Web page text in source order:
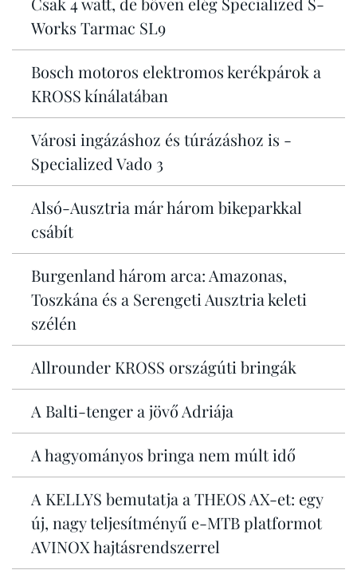
Works Tarmac SL9
Bosch motoros elektromos kerékpárok a
KROSS kínálatában
Városi ingázáshoz és túrázáshoz is -
Specialized Vado 3
Alsó-Ausztria már három bikeparkkal
csábít
Burgenland három arca: Amazonas,
Toszkána és a Serengeti Ausztria keleti
szélén
Allrounder KROSS országúti bringák
A Balti-tenger a jövő Adriája
A hagyományos bringa nem múlt idő
A KELLYS bemutatja a THEOS AX-et: egy
új, nagy teljesítményű e-MTB platformot
AVINOX hajtásrendszerrel